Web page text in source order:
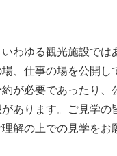
わゆる観光施設では
、仕事の場を公開し
が必要であったり、
あります。ご見学の
解の上での見学をお